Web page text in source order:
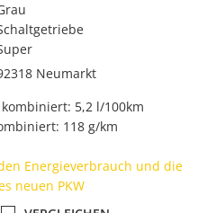
Neumarkt
5,2 l/100km
118 g/km
Energieverbrauch und die
neuen PKW